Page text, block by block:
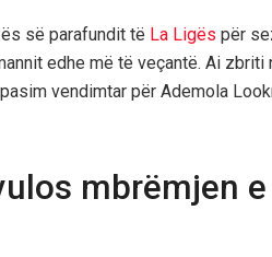
së parafundit të La Ligës për
edhe më të veçantë. Ai zbriti
vendimtar për Ademola
mbrëmjen